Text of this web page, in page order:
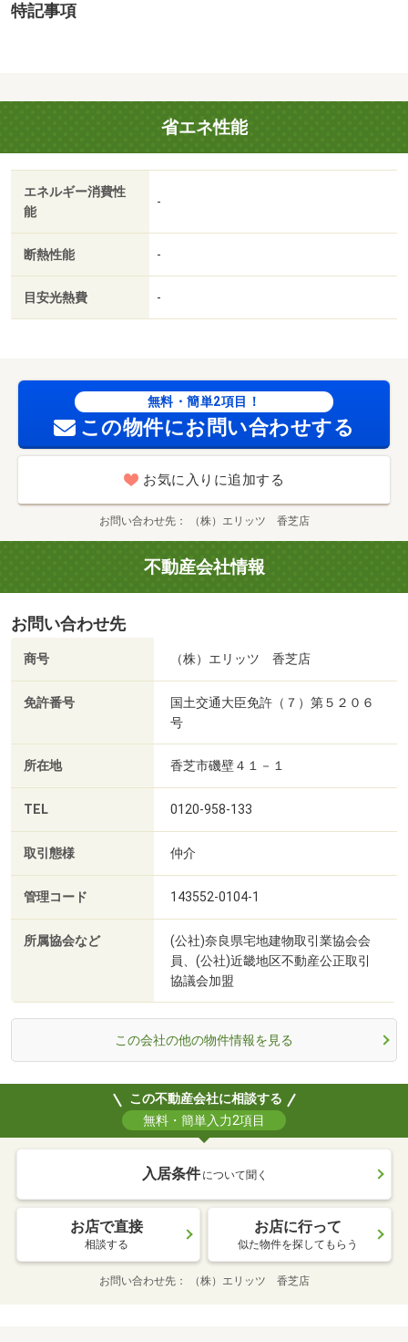
があり便利です。・バイク置場：なし・駐輪場：有/鍵交換
特記事項
省エネ性能
エネルギー消費性
能
-
断熱性能 -
目安光熱費 -
無料・簡単2項目！
この物件にお問い合わせする
お気に入りに追加する
お問い合わせ先 （株）エリッツ 香芝店
不動産会社情報
お問い合わせ先
商号 （株）エリッツ 香芝店
免許番号
国土交通大臣免許（７）第５２０６
号
所在地 香芝市磯壁４１－１
TEL 0120-958-133
取引態様 仲介
管理コード 143552-0104-1
所属協会など
(公社)奈良県宅地建物取引業協会会
員、(公社)近畿地区不動産公正取引
協議会加盟
この会社の他の物件情報を見る
この不動産会社に相談する
無料・簡単入力2項目
入居条件 について聞く
お店で直接
相談する
お店に行って
似た物件を探してもらう
お問い合わせ先 （株）エリッツ 香芝店